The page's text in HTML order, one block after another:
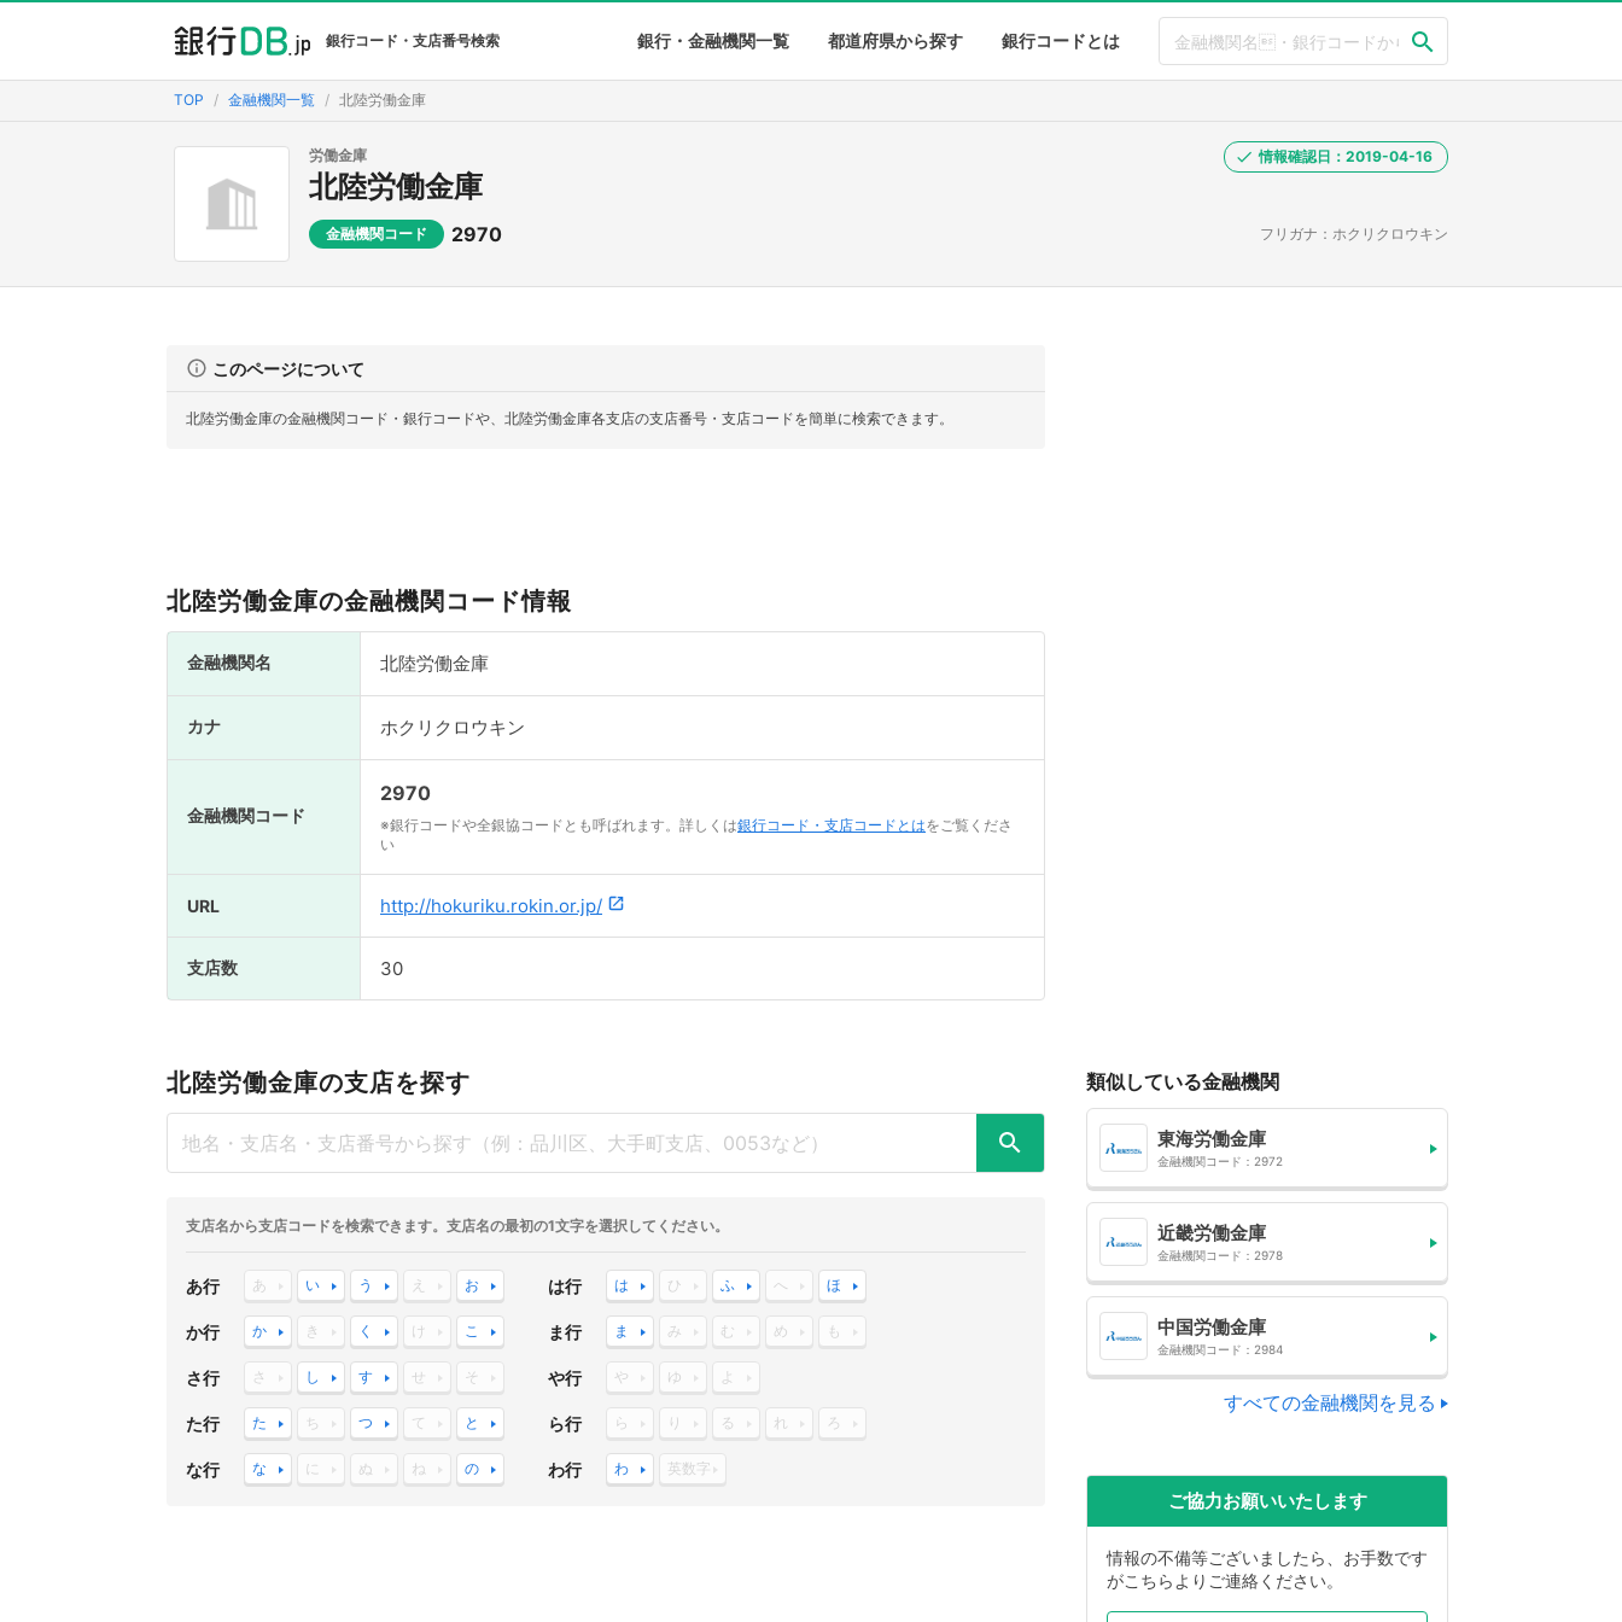
銀行コード・支店番号検索 銀行・金融機関一覧 都道府県から探す 銀行コードとは
TOP 金融機関一覧 北陸労働金庫
労働金庫
北陸労働金庫
金融機関コード 2970 フリガナ：ホクリクロウキン
情報確認日：2019-04-16
このページについて
北陸労働金庫の金融機関コード・銀行コードや、北陸労働金庫各支店の支店番号・支店コードを簡単に検索できます。
北陸労働金庫の金融機関コード情報
金融機関名 北陸労働金庫
カナ ホクリクロウキン
金融機関コード
2970
※銀行コードや全銀協コードとも呼ばれます。詳しくは銀行コード・支店コードとはをご覧くださ
い
URL http://hokuriku.rokin.or.jp/
支店数 30
北陸労働金庫の支店を探す
支店名から支店コードを検索できます。支店名の最初の1文字を選択してください。
あ行 あ い う え お
か行 か き く け こ
さ行 さ し す せ そ
た行 た ち つ て と
な行 な に ぬ ね の
は行 は ひ ふ へ ほ
ま行 ま み む め も
や行 や ゆ よ
ら行 ら り る れ ろ
わ行 わ 英数字
類似している金融機関
東海労働金庫
金融機関コード：2972
近畿労働金庫
金融機関コード：2978
中国労働金庫
金融機関コード：2984
すべての金融機関を見る
ご協力お願いいたします
情報の不備等ございましたら、お手数です
がこちらよりご連絡ください。